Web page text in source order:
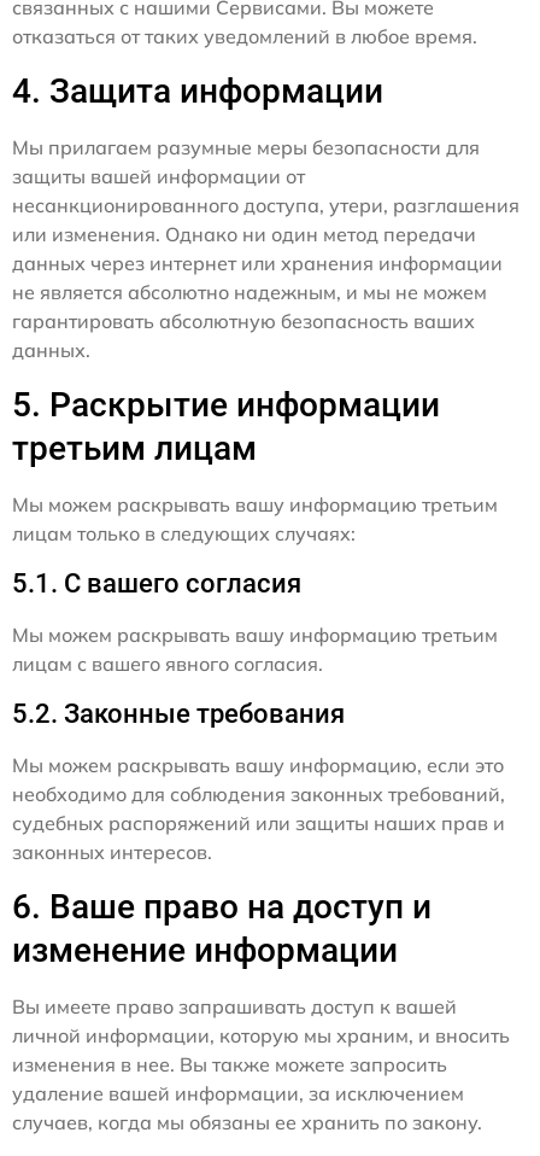
связанных с нашими Сервисами. Вы можете
отказаться от таких уведомлений в любое время.
4. Защита информации
Мы прилагаем разумные меры безопасности для
защиты вашей информации от
несанкционированного доступа, утери, разглашения
или изменения. Однако ни один метод передачи
данных через интернет или хранения информации
не является абсолютно надежным, и мы не можем
гарантировать абсолютную безопасность ваших
данных.
5. Раскрытие информации
третьим лицам
Мы можем раскрывать вашу информацию третьим
лицам только в следующих случаях:
5.1. С вашего согласия
Мы можем раскрывать вашу информацию третьим
лицам с вашего явного согласия.
5.2. Законные требования
Мы можем раскрывать вашу информацию, если это
необходимо для соблюдения законных требований,
судебных распоряжений или защиты наших прав и
законных интересов.
6. Ваше право на доступ и
изменение информации
Вы имеете право запрашивать доступ к вашей
личной информации, которую мы храним, и вносить
изменения в нее. Вы также можете запросить
удаление вашей информации, за исключением
случаев, когда мы обязаны ее хранить по закону.